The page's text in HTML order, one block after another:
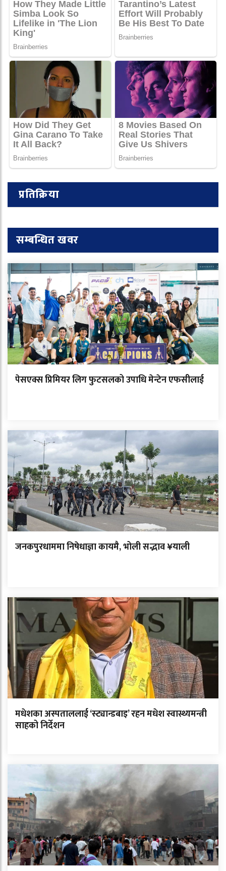
प्रतिक्रिया
सम्बन्धित खवर
पेसएक्स प्रिमियर लिग फुटसलको उपाधि मेन्टेन एफसीलाई
जनकपुरधाममा निषेधाज्ञा कायमै, भोली सद्भाव ¥याली
मधेशका अस्पताललाई ‘स्ट्यान्डबाइ’ रहन मधेश स्वास्थ्यमन्त्री
साहको निर्देशन